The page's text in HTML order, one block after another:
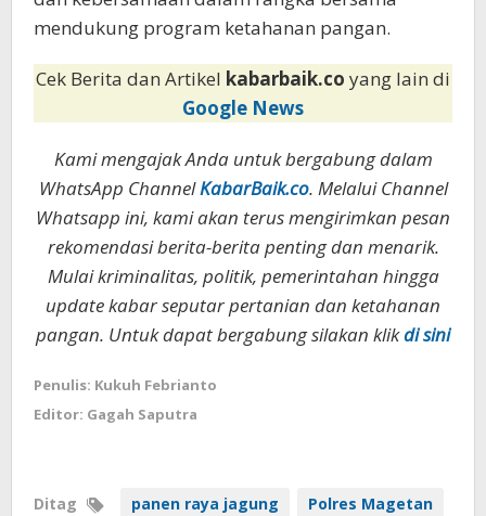
mendukung program ketahanan pangan.
Cek Berita dan Artikel kabarbaik.co yang lain di
Google News
Kami mengajak Anda untuk bergabung dalam
WhatsApp ChannelKabarBaik.co. Melalui Channel
Whatsapp ini, kami akan terus mengirimkan pesan
rekomendasi berita-berita penting dan menarik.
Mulai kriminalitas, politik, pemerintahan hingga
update kabar seputar pertanian dan ketahanan
pangan. Untuk dapat bergabung silakan klikdi sini
Penulis: Kukuh Febrianto
Editor: Gagah Saputra
Ditag panen raya jagung Polres Magetan